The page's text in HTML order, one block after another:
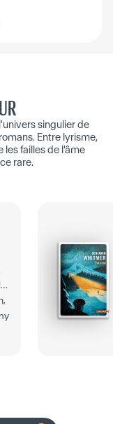
singulier de
Entre lyrisme,
les failles de l'âme
rare.